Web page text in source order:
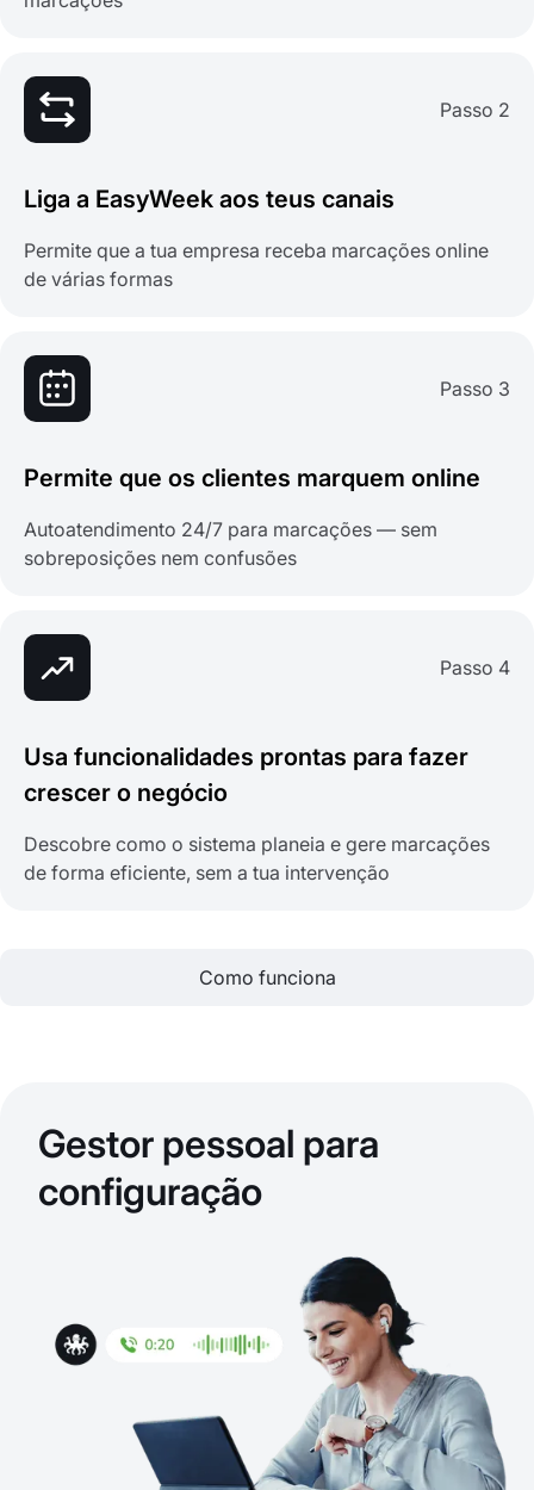
Passo 2
Liga a EasyWeek aos teus canais
Permite que a tua empresa receba marcações online
de várias formas
Passo 3
Permite que os clientes marquem online
Autoatendimento 24/7 para marcações — sem
sobreposições nem confusões
Passo 4
Usa funcionalidades prontas para fazer
crescer o negócio
Descobre como o sistema planeia e gere marcações
de forma eficiente, sem a tua intervenção
Como funciona
Gestor pessoal para
configuração